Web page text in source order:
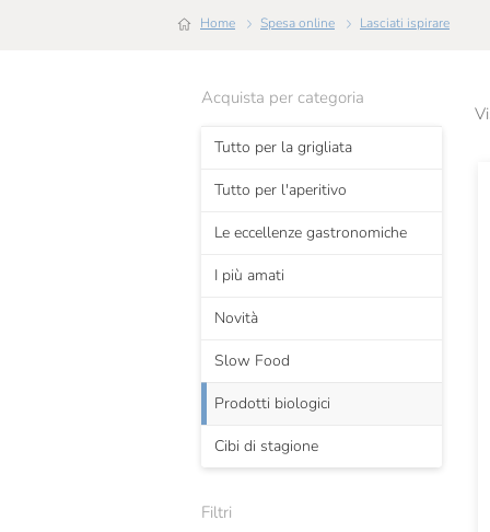
Home Spesa online Lasciati ispirare
Acquista per categoria
Tutto per la grigliata
Tutto per l'aperitivo
Le eccellenze gastronomiche
I più amati
Novità
Slow Food
Prodotti biologici
Cibi di stagione
Filtri